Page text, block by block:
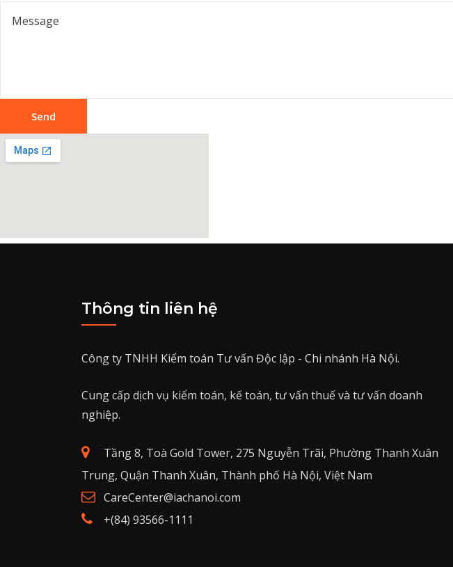
Send
Thông tin liên hệ
Công ty TNHH Kiểm toán Tư vấn Độc lập - Chi nhánh Hà Nội.
Cung cấp dịch vụ kiểm toán, kế toán, tư vấn thuế và tư vấn doanh
nghiệp.
Tầng 8, Toà Gold Tower, 275 Nguyễn Trãi, Phường Thanh Xuân
Trung, Quận Thanh Xuân, Thành phố Hà Nội, Việt Nam
CareCenter@iachanoi.com
+(84) 93566-1111